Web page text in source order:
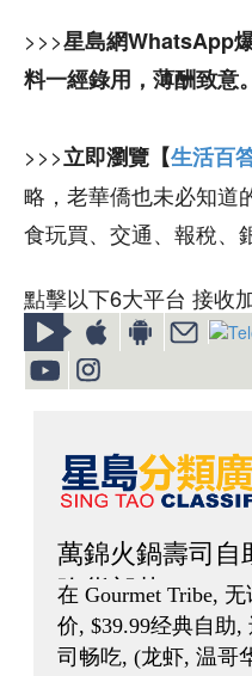
>>>星島網WhatsApp
料一經錄用，薄酬致意。
>>>立即瀏覽【生活百
略，老華僑也未必知道
食玩買、交通、報稅、
點擊以下6大平台 接收